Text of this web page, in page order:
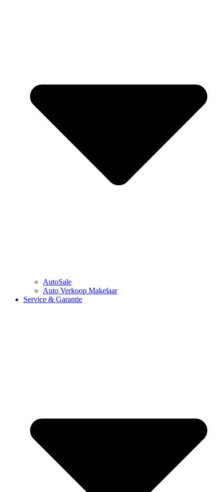
AutoSale
Auto Verkoop Makelaar
Service & Garantie